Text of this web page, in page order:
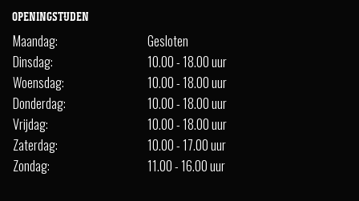
OPENINGSTIJDEN
Maandag:
Gesloten
Dinsdag:
10.00 - 18.00 uur
Woensdag:
10.00 - 18.00 uur
Donderdag:
10.00 - 18.00 uur
Vrijdag:
10.00 - 18.00 uur
Zaterdag:
10.00 - 17.00 uur
Zondag:
11.00 - 16.00 uur